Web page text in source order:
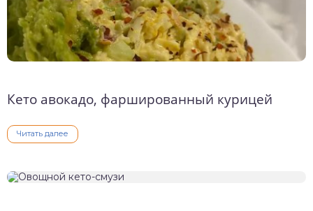
Кето авокадо, фаршированный курицей
Читать далее